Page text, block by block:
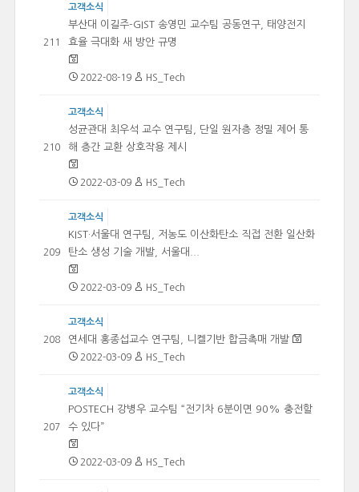
211
고객소식
부산대 이길주-GIST 송영민 교수팀 공동연구, 태양전지
효율 극대화 새 방안 규명
2022-08-19 HS_Tech
210
고객소식
성균관대 최우석 교수 연구팀, 단일 원자층 정밀 제어 통
해 층간 교환 상호작용 제시
2022-03-09 HS_Tech
209
고객소식
KIST·서울대 연구팀, 저농도 이산화탄소 직접 전환 일산화
탄소 생성 기술 개발, 서울대...
2022-03-09 HS_Tech
208
고객소식
연세대 홍종섭교수 연구팀, 니켈기반 합금촉매 개발
2022-03-09 HS_Tech
207
고객소식
POSTECH 강병우 교수팀 “전기차 6분이면 90% 충전할
수 있다”
2022-03-09 HS_Tech